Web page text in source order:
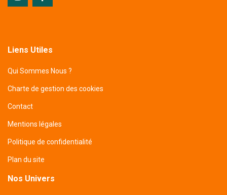
Liens Utiles
Qui Sommes Nous ?
Charte de gestion des cookies
Contact
Mentions légales
Politique de confidentialité
Plan du site
Nos Univers